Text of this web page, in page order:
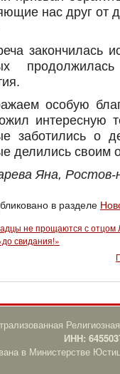
нас друг от
закончилась
особую
интересную
заботились о
делились своим
Яна, Ростов-
в разделе
не прощаются с
свидания!»
ИНН:
в Министерстве